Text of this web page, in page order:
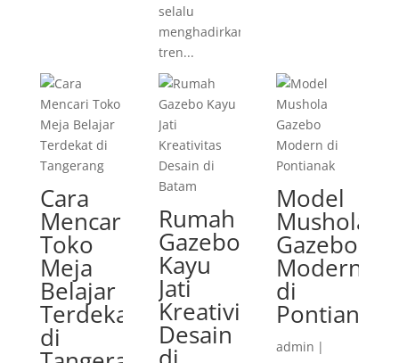
selalu
menghadirkan
tren...
Cara
Mencari
Toko
Meja
Belajar
Terdekat
di
Rumah
Gazebo
Kayu
Jati
Kreativitas
Desain
Model
Mushola
Gazebo
Modern
di
Pontianak
admin |